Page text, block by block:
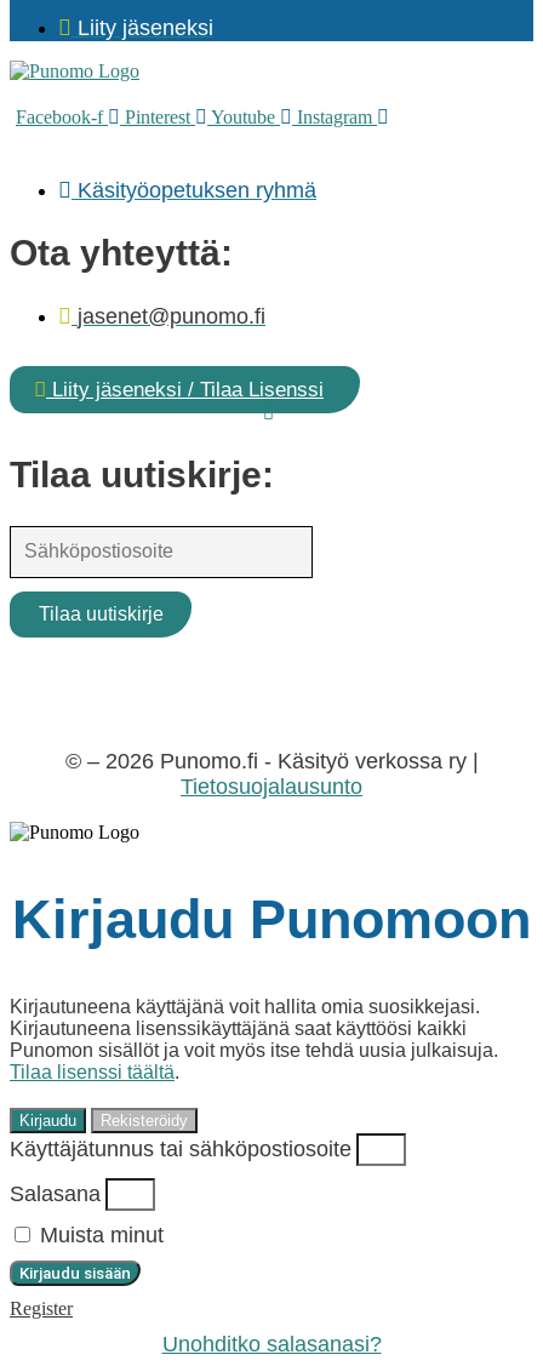
Liity jäseneksi
Facebook-f Pinterest Youtube Instagram
Käsityöopetuksen ryhmä
Ota yhteyttä:
jasenet@punomo.fi
Liity jäseneksi / Tilaa Lisenssi
Tilaa uutiskirje:
© – 2026 Punomo.fi - Käsityö verkossa ry |
Tietosuojalausunto
Kirjaudu Punomoon
Kirjautuneena käyttäjänä voit hallita omia suosikkejasi.
Kirjautuneena lisenssikäyttäjänä saat käyttöösi kaikki
Punomon sisällöt ja voit myös itse tehdä uusia julkaisuja.
Tilaa lisenssi täältä.
Kirjaudu Rekisteröidy
Käyttäjätunnus tai sähköpostiosoite
Salasana
Muista minut
Kirjaudu sisään
Register
Unohditko salasanasi?